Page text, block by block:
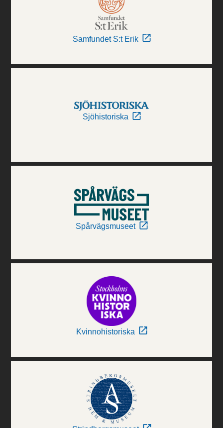
Samfundet S:t Erik
Sjöhistoriska
Spårvägsmuseet
Kvinnohistoriska